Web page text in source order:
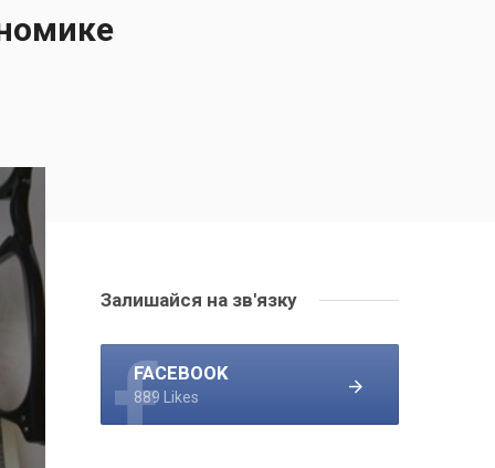
Залишайся на зв'язку
FACEBOOK
889 Likes